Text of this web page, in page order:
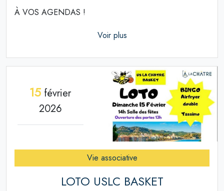
À VOS AGENDAS !
Voir plus
15 février
2026
Vie associative
LOTO USLC BASKET